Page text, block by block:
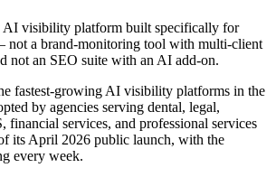
AI visibility platform built specifically for
not a brand-monitoring tool with multi-client
not an SEO suite with an AI add-on.
fastest-growing AI visibility platforms in the
by agencies serving dental, legal,
financial services, and professional services
its April 2026 public launch, with the
every week.